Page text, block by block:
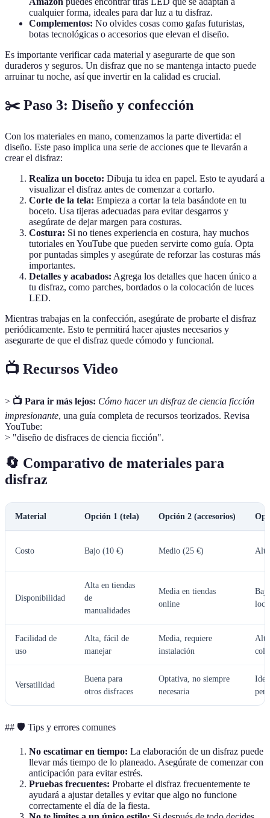
cualquier forma, ideales para dar luz a tu disfraz.
Complementos: No olvides cosas como gafas futuristas,
botas tecnológicas o accesorios que elevan el diseño.
Es importante verificar cada material y asegurarte de que son
duraderos y seguros. Un disfraz que no se mantenga intacto puede
arruinar tu noche, así que invertir en la calidad es crucial.
✂️ Paso 3: Diseño y confección
Con los materiales en mano, comenzamos la parte divertida: el
diseño. Este paso implica una serie de acciones que te llevarán a
crear el disfraz:
Realiza un boceto: Dibuja tu idea en papel. Esto te ayudará a
visualizar el disfraz antes de comenzar a cortarlo.
Corte de la tela: Empieza a cortar la tela basándote en tu
boceto. Usa tijeras adecuadas para evitar desgarros y
asegúrate de dejar margen para costuras.
Costura: Si no tienes experiencia en costura, hay muchos
tutoriales en YouTube que pueden servirte como guía. Opta
por puntadas simples y asegúrate de reforzar las costuras más
importantes.
Detalles y acabados: Agrega los detalles que hacen único a
tu disfraz, como parches, bordados o la colocación de luces
LED.
Mientras trabajas en la confección, asegúrate de probarte el disfraz
periódicamente. Esto te permitirá hacer ajustes necesarios y
asegurarte de que el disfraz quede cómodo y funcional.
📺 Recursos Video
> 📺 Para ir más lejos: Cómo hacer un disfraz de ciencia ficción
impresionante, una guía completa de recursos teorizados. Revisa
YouTube:
> "diseño de disfraces de ciencia ficción".
🔄 Comparativo de materiales para
disfraz
Material Opción 1 (tela) Opción 2 (accesorios)
Costo Bajo (10 €) Medio (25 €)
Disponibilidad
Alta en tiendas
de
manualidades
Media en tiendas
online
Facilidad de
uso
Alta, fácil de
manejar
Media, requiere
instalación
Versatilidad
Buena para
otros disfraces
Optativa, no siempre
necesaria
## 🛡️ Tips y errores comunes
No escatimar en tiempo: La elaboración de un disfraz puede
llevar más tiempo de lo planeado. Asegúrate de comenzar con
anticipación para evitar estrés.
Pruebas frecuentes: Probarte el disfraz frecuentemente te
ayudará a ajustar detalles y evitar que algo no funcione
correctamente el día de la fiesta.